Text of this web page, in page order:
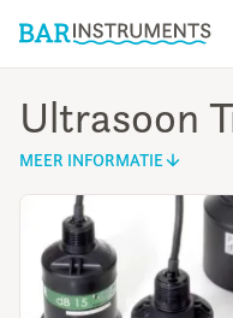
Ultrasoon
MEER INFORMATIE